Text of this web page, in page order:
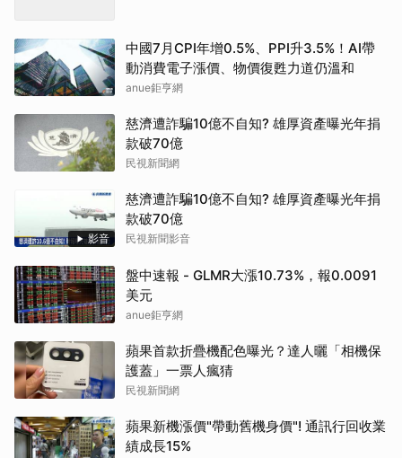
中國7月CPI年增0.5%、PPI升3.5%！AI帶
動消費電子漲價、物價復甦力道仍溫和
anue鉅亨網
慈濟遭詐騙10億不自知? 雄厚資產曝光年捐
款破70億
民視新聞網
影音
慈濟遭詐騙10億不自知? 雄厚資產曝光年捐
款破70億
民視新聞影音
盤中速報 - GLMR大漲10.73%，報0.0091
美元
anue鉅亨網
蘋果首款折疊機配色曝光？達人曬「相機保
護蓋」一票人瘋猜
民視新聞網
蘋果新機漲價"帶動舊機身價"! 通訊行回收業
績成長15%